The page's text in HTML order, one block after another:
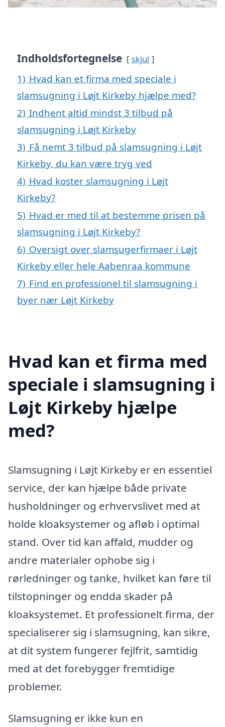
Indholdsfortegnelse skjul
1) Hvad kan et firma med speciale i
slamsugning i Løjt Kirkeby hjælpe med?
2) Indhent altid mindst 3 tilbud på
slamsugning i Løjt Kirkeby
3) Få nemt 3 tilbud på slamsugning i Løjt
Kirkeby, du kan være tryg ved
4) Hvad koster slamsugning i Løjt
Kirkeby?
5) Hvad er med til at bestemme prisen på
slamsugning i Løjt Kirkeby?
6) Oversigt over slamsugerfirmaer i Løjt
Kirkeby eller hele Aabenraa kommune
7) Find en professionel til slamsugning i
byer nær Løjt Kirkeby
Hvad kan et firma med
speciale i slamsugning i
Løjt Kirkeby hjælpe
med?
Slamsugning i Løjt Kirkeby er en essentiel
service, der kan hjælpe både private
husholdninger og erhvervslivet med at
holde kloaksystemer og afløb i optimal
stand. Over tid kan affald, mudder og
andre materialer ophobe sig i
rørledninger og tanke, hvilket kan føre til
tilstopninger og endda skader på
kloaksystemet. Et professionelt firma, der
specialiserer sig i slamsugning, kan sikre,
at dit system fungerer fejlfrit, samtidig
med at det forebygger fremtidige
problemer.
Slamsugning er ikke kun en